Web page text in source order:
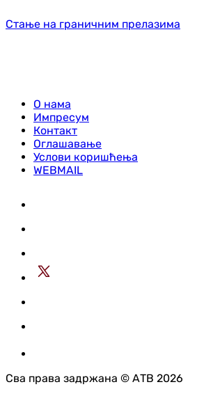
Стање на граничним прелазима
О нама
Импресум
Контакт
Оглашавање
Услови коришћења
WEBMAIL
Сва права задржана © АТВ 2026